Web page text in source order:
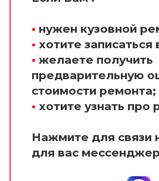
• нужен кузовной
• хотите записаться
• желаете получить
предварительную
стоимости ремонта;
• хотите узнать про
Нажмите для связи
для вас мессенджер